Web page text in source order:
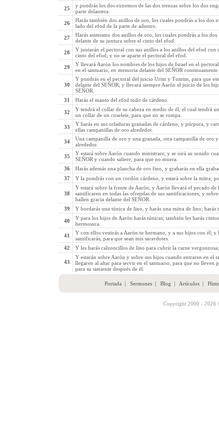
25
y pondrás los dos extremos de las dos trenzas sobre los dos
parte delantera.
26
Harás también dos anillos de oro, los cuales pondrás a los dos
lado del efod de la parte de adentro.
27
Harás asimismo dos anillos de oro, los cuales pondrás a los
delante de su juntura sobre el cinto del efod.
28
Y juntarán el pectoral con sus anillos a los anillos del efod con
cinto del efod, y no se aparte el pectoral del efod.
29
Y llevará Aarón los nombres de los hijos de Israel en el
en el santuario, en memoria delante del SEÑOR continuamente.
30
Y pondrás en el pectoral del juicio Urim y Tumim, para que
delante del SEÑOR; y llevará siempre Aarón el juicio de los
SEÑOR.
31
Harás el manto del efod todo de cárdeno.
32
Y tendrá el collar de su cabeza en medio de él, el cual tendrá
un collar de un coselete, para que no se rompa.
33
Y harás en sus orladuras granadas de cárdeno, y púrpura, y
ellas campanillas de oro alrededor.
34
Una campanilla de oro y una granada, otra campanilla de oro
alrededor.
35
Y estará sobre Aarón cuando ministrare; y se oirá su sonido
SEÑOR y cuando saliere; para que no muera.
36
Harás además una plancha de oro fino, y grabarás en ella
37
Y la pondrás con un cordón cárdeno, y estará sobre la mitra;
38
Y estará sobre la frente de Aarón; y Aarón llevará el pecado
santificaren en todas las ofrendas de sus santificaciones; y
hallen gracia delante del SEÑOR.
39
Y bordarás una túnica de lino, y harás una mitra de lino; harás
40
Y para los hijos de Aarón harás túnicas; también les harás
hermosura.
41
Y con ellos vestirás a Aarón tu hermano, y a sus hijos con él; y
santificarás, para que sean mis sacerdotes.
42
Y les harás calzoncillos de lino para cubrir la carne
43
Y estarán sobre Aarón y sobre sus hijos cuando entraren en el
llegaren al altar para servir en el santuario, para que no lleven
para su simiente después de él.
Portada | Sermones| Blog | Artículos|
Copyright 2000 - 2026